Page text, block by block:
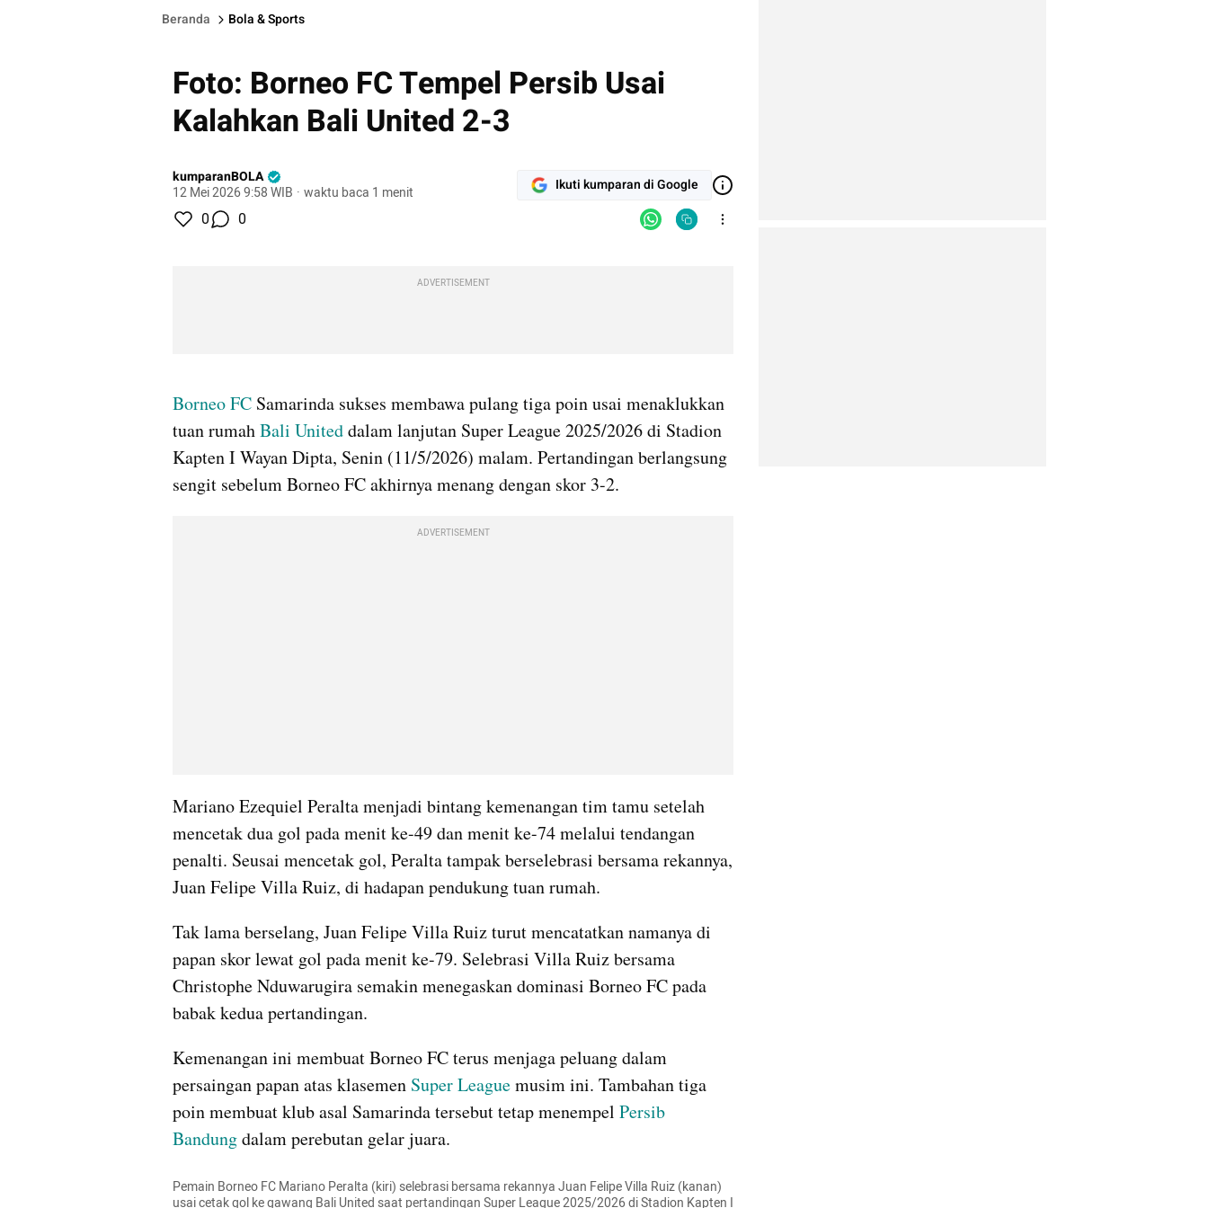
Beranda Bola & Sports
Foto: Borneo FC Tempel Persib Usai
Kalahkan Bali United 2-3
kumparanBOLA
12 Mei 2026 9:58 WIB · waktu baca 1 menit Ikuti kumparan di Google
0 0
ADVERTISEMENT
Borneo FC Samarinda sukses membawa pulang tiga poin usai menaklukkan
tuan rumah Bali United dalam lanjutan Super League 2025/2026 di Stadion
Kapten I Wayan Dipta, Senin (11/5/2026) malam. Pertandingan berlangsung
sengit sebelum Borneo FC akhirnya menang dengan skor 3-2.
ADVERTISEMENT
Mariano Ezequiel Peralta menjadi bintang kemenangan tim tamu setelah
mencetak dua gol pada menit ke-49 dan menit ke-74 melalui tendangan
penalti. Seusai mencetak gol, Peralta tampak berselebrasi bersama rekannya,
Juan Felipe Villa Ruiz, di hadapan pendukung tuan rumah.
Tak lama berselang, Juan Felipe Villa Ruiz turut mencatatkan namanya di
papan skor lewat gol pada menit ke-79. Selebrasi Villa Ruiz bersama
Christophe Nduwarugira semakin menegaskan dominasi Borneo FC pada
babak kedua pertandingan.
Kemenangan ini membuat Borneo FC terus menjaga peluang dalam
persaingan papan atas klasemen Super League musim ini. Tambahan tiga
poin membuat klub asal Samarinda tersebut tetap menempel Persib
Bandung dalam perebutan gelar juara.
Pemain Borneo FC Mariano Peralta (kiri) selebrasi bersama rekannya Juan Felipe Villa Ruiz (kanan)
usai cetak gol ke gawang Bali United saat pertandingan Super League 2025/2026 di Stadion Kapten I